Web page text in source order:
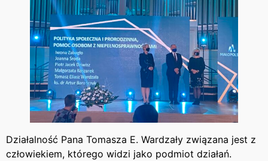
Działalność Pana Tomasza E. Wardzały związana jest z
człowiekiem, którego widzi jako podmiot działań.